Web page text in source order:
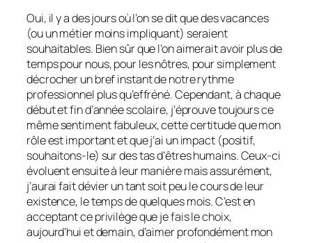
Oui, il y a des jours où l’on se dit que des vacances
(ou un métier moins impliquant) seraient
souhaitables. Bien sûr que l’on aimerait avoir plus de
temps pour nous, pour les nôtres, pour simplement
décrocher un bref instant de notre rythme
professionnel plus qu’effréné. Cependant, à chaque
début et fin d’année scolaire, j’éprouve toujours ce
même sentiment fabuleux, cette certitude que mon
rôle est important et que j’ai un impact (positif,
souhaitons-le) sur des tas d’êtres humains. Ceux-ci
évoluent ensuite à leur manière mais assurément,
j’aurai fait dévier un tant soit peu le cours de leur
existence, le temps de quelques mois. C’est en
acceptant ce privilège que je fais le choix,
aujourd’hui et demain, d’aimer profondément mon